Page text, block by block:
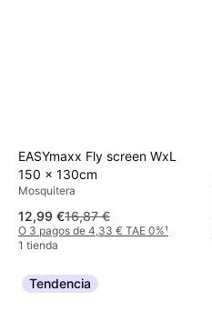
EASYmaxx Fly screen WxL
150 x 130cm
Mosquitera
12,99 €16,87 €
O 3 pagos de 4,33 € TAE 0%¹
1 tienda
Tendencia